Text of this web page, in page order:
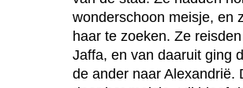
wonderschoon meisje, en
haar te zoeken. Ze
Jaffa, en van daaruit ging
de ander naar Alexandrië.